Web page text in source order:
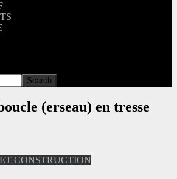
(erseau) en tresse
CONSTRUCTION